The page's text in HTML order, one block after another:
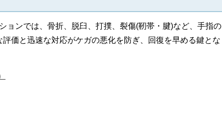
ョンでは、骨折、脱臼、打撲、裂傷(靭帯・腱)など、手指の
価と迅速な対応がケガの悪化を防ぎ、回復を早める鍵とな